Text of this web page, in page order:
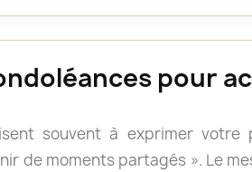
pour
souvent à exprimer
de moments partagés ». Le